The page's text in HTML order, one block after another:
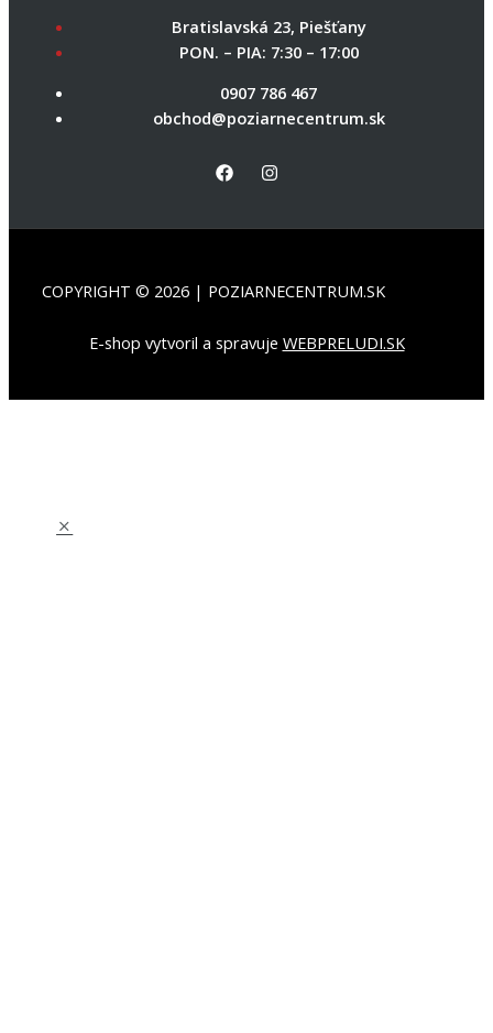
Bratislavská 23, Piešťany
PON. – PIA: 7:30 – 17:00
0907 786 467
obchod@poziarnecentrum.sk
COPYRIGHT © 2026 | POZIARNECENTRUM.SK
E-shop vytvoril a spravuje WEBPRELUDI.SK